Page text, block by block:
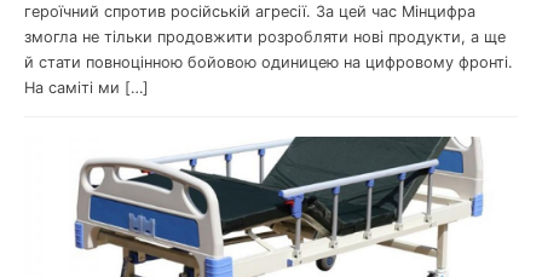
героїчний спротив російській агресії. За цей час Мінцифра
змогла не тільки продовжити розробляти нові продукти, а ще
й стати повноцінною бойовою одиницею на цифровому фронті.
На саміті ми […]